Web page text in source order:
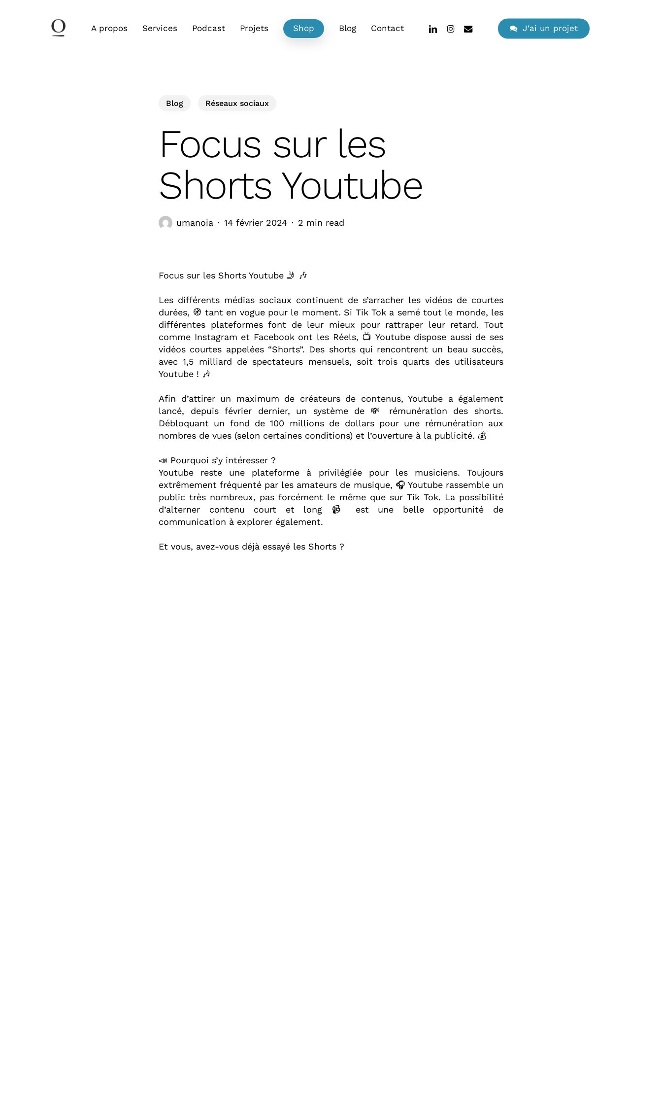
A propos Services Podcast Projets Shop Blog Contact J‘ai un projet
linkedininstagram
email
Blog Réseaux sociaux
Focus sur les
Shorts Youtube
umanoia 14 février 2024 2 min read
Focus sur les Shorts Youtube 🤳 🎶⁣
Les différents médias sociaux continuent de s’arracher les vidéos de courtes
durées, 🧭 tant en vogue pour le moment. Si Tik Tok a semé tout le monde, les
différentes plateformes font de leur mieux pour rattraper leur retard. Tout
comme Instagram et Facebook ont les Réels, 📺 Youtube dispose aussi de ses
vidéos courtes appelées “Shorts”. Des shorts qui rencontrent un beau succès,
avec 1,5 milliard de spectateurs mensuels, soit trois quarts des utilisateurs
Youtube ! 🎶⁣
Afin d’attirer un maximum de créateurs de contenus, Youtube a également
lancé, depuis février dernier, un système de 💸 rémunération des shorts.
Débloquant un fond de 100 millions de dollars pour une rémunération aux
nombres de vues (selon certaines conditions) et l’ouverture à la publicité. 💰⁣
📣 Pourquoi s’y intéresser ?⁣
Youtube reste une plateforme à privilégiée pour les musiciens. Toujours
extrêmement fréquenté par les amateurs de musique, 🎧 Youtube rassemble un
public très nombreux, pas forcément le même que sur Tik Tok. La possibilité
d’alterner contenu court et long 📹 est une belle opportunité de
communication à explorer également.⁣
Et vous, avez-vous déjà essayé les Shorts ?